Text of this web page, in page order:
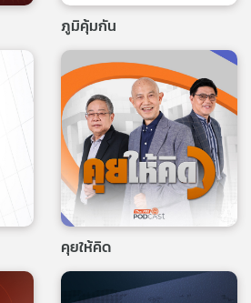
ภูมิคุ้มกัน
คุยให้คิด